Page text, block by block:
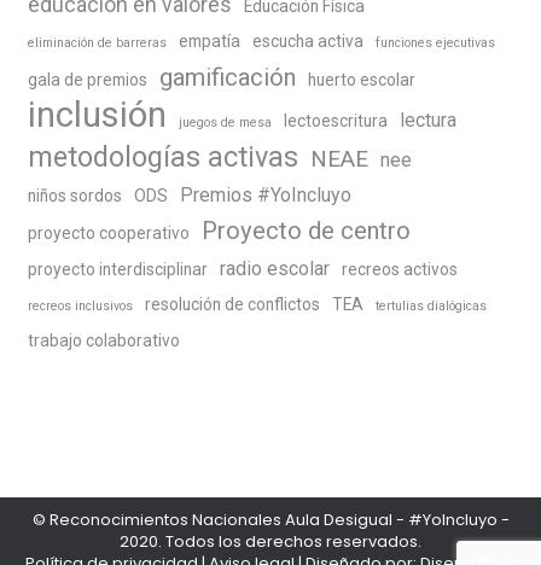
educación en valores Educación Física
eliminación de barreras empatía escucha activa funciones ejecutivas
gala de premios gamificación huerto escolar
inclusión juegos de mesa lectoescritura lectura
metodologías activas NEAE nee
niños sordos ODS Premios #YoIncluyo
proyecto cooperativo Proyecto de centro
proyecto interdisciplinar radio escolar recreos activos
recreos inclusivos resolución de conflictos TEA tertulias dialógicas
trabajo colaborativo
© Reconocimientos Nacionales Aula Desigual - #YoIncluyo -
2020. Todos los derechos reservados.